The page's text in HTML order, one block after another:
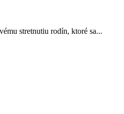
stretnutiu rodín, ktoré sa...